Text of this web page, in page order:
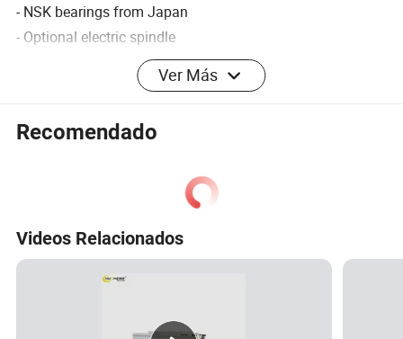
- NSK bearings from Japan
- Optional electric spindle
- Overall cast iron bed
- Taiwan Shangyin/Yintai ball screws
- Optionally available without robotic arm
Manufactured by Dongguan Daben Intelligent Equipment
Co., Ltd.
Technical parameters
Ver Más
Recomendado
Videos Relacionados